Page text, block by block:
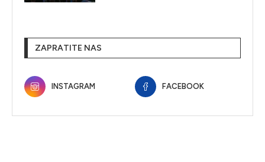
ZAPRATITE NAS
INSTAGRAM FACEBOOK